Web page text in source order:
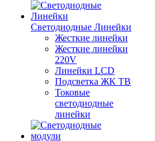
Светодиодные Линейки
Жесткие линейки
Жесткие линейки
220V
Линейки LCD
Подсветка ЖК ТВ
Токовые
светодиодные
линейки